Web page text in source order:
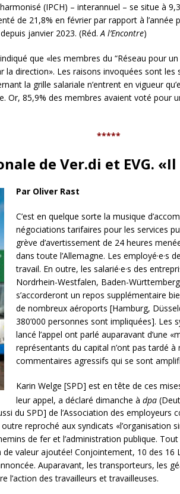
(IPCH) – interannuel – se situe à
de 21,8% en février par rapport à l’année
janvier 2023. (Réd. A l’Encontre)
que «les membres du “Réseau pour
la direction». Les raisons invoquées sont
la grille salariale n’entrent en vigueur
Or, 85,9% des membres avaient voté pour
*****
de Ver.di et EVG.
Par Oliver Rast
C’est en quelque sorte la musique
négociations tarifaires pour les services
grève d’avertissement de 24 heures
dans toute l’Allemagne. Les
travail. En outre, les salarié·e·s des
Nordrhein-Westfalen, Baden-
s’accorderont un repos supplémentaire
de nombreux aéroports [Hamburg,
380’000 personnes sont impliquées]. Les
lancé l’appel ont parlé auparavant d’une
représentants du capital n’ont pas tardé
commentaires agressifs qui se sont
Karin Welge [SPD] est en tête de ces
leur appel, a déclaré dimanche à dpa
du SPD] de l’Association des
reproché aux syndicats «l’organisation
de fer et l’administration publique.
valeur ajoutée! Conjointement, 10 des 16
Auparavant, les transporteurs, les
l’action des travailleurs et travailleuses.